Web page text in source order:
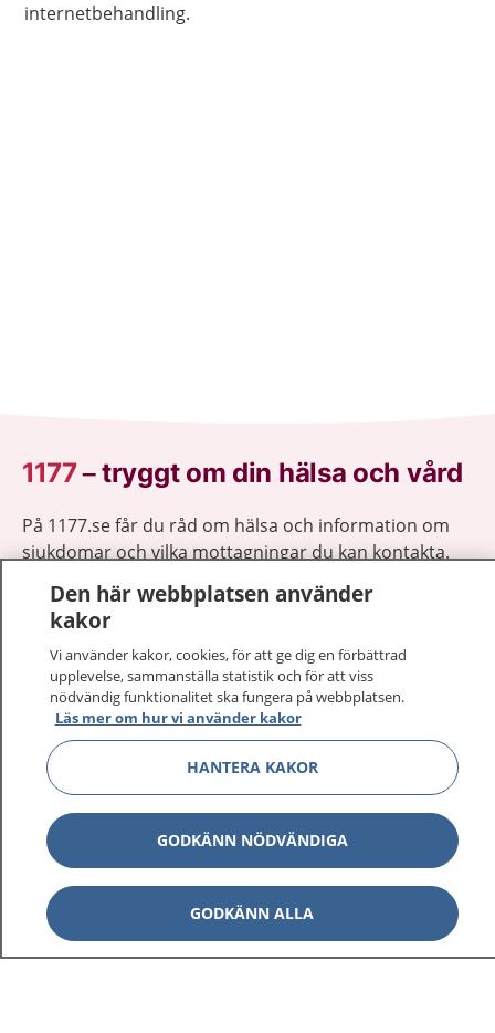
internetbehandling.
1177–tryggt om din hälsa och vård
På 1177.se får du råd om hälsa och information om
sjukdomar och vilka mottagningar du kan kontakta.
vårdärenden. Ring telefonnummer 1177 för
sjukvårdsrådgivning dygnet runt.
1177 ger dig råd när du vill må bättre.
Visa
Om 1177 Visa
Kontakt Visa
Den här webbplatsen använder
kakor
Vi använder kakor, cookies, för att ge dig en förbättrad
upplevelse, sammanställa statistik och för att viss
nödvändig funktionalitet ska fungera på webbplatsen.
Läs mer om hur vi använder kakor
HANTERA KAKOR
GODKÄNN NÖDVÄNDIGA
GODKÄNN ALLA